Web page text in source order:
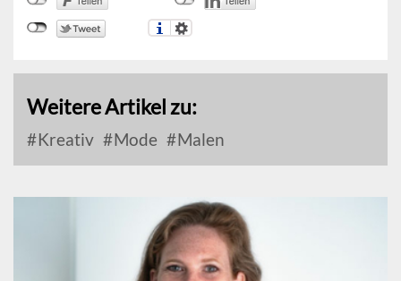
Weitere Artikel zu:
Kreativ Mode Malen